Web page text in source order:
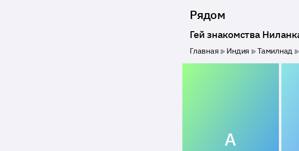
Рядом
Гей знакомства
Главная Индия Тамилнад
A